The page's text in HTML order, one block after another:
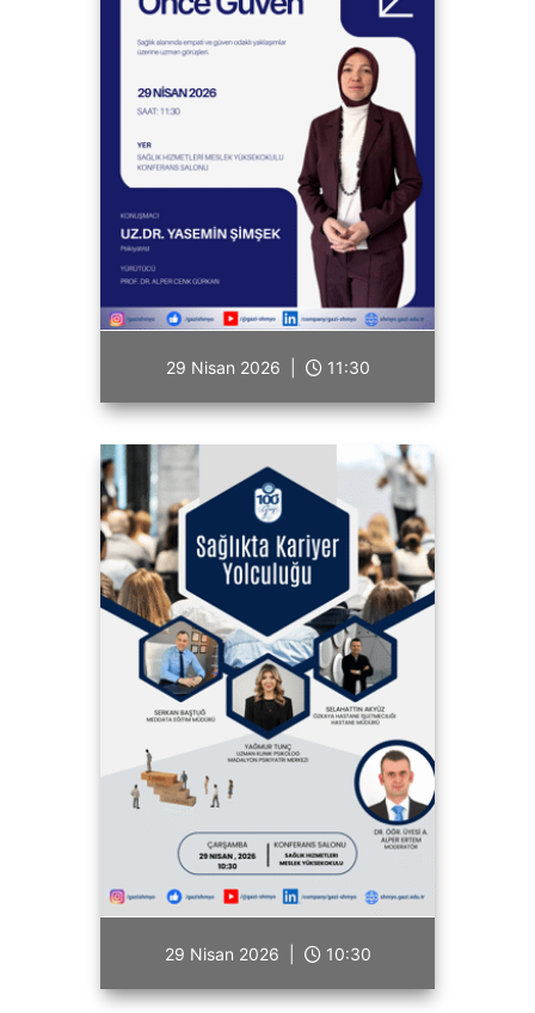
29 Nisan 2026 | 11:30
29 Nisan 2026 | 10:30